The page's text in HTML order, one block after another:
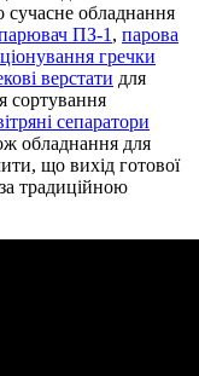
сучасне обладнання
ПЗ-1 , парова
гречки
верстати для
сортування
сепаратори
обладнання для
що вихід готової
традиційною